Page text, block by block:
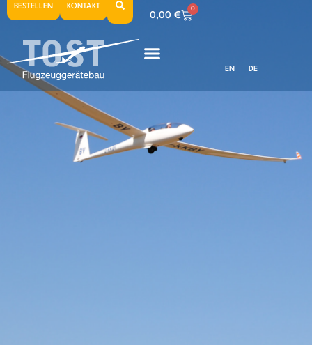
BESTELLEN KONTAKT
0,00 €
0
EN DE